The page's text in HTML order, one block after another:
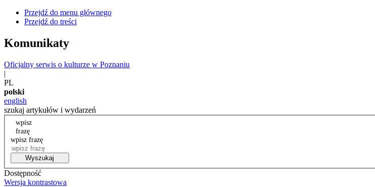
Przejdź do menu głównego
Przejdź do treści
Komunikaty
Oficjalny serwis o kulturze w Poznaniu
|
PL
polski
english
szukaj artykułów i wydarzeń
wpisz
frazę
wpisz frazę
Wyszukaj
Dostępność
Wersja kontrastowa